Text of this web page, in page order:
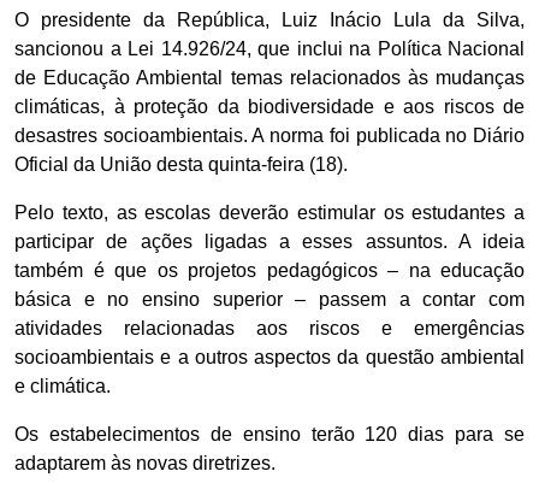
O presidente da República, Luiz Inácio Lula da Silva,
sancionou a Lei 14.926/24, que inclui na Política Nacional
de Educação Ambiental temas relacionados às mudanças
climáticas, à proteção da biodiversidade e aos riscos de
desastres socioambientais. A norma foi publicada no Diário
Oficial da União desta quinta-feira (18).
Pelo texto, as escolas deverão estimular os estudantes a
participar de ações ligadas a esses assuntos. A ideia
também é que os projetos pedagógicos – na educação
básica e no ensino superior – passem a contar com
atividades relacionadas aos riscos e emergências
socioambientais e a outros aspectos da questão ambiental
e climática.
Os estabelecimentos de ensino terão 120 dias para se
adaptarem às novas diretrizes.